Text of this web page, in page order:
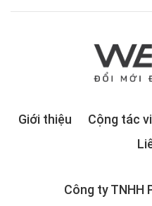
Giới thiệu Cộng tác
Công ty TNHH